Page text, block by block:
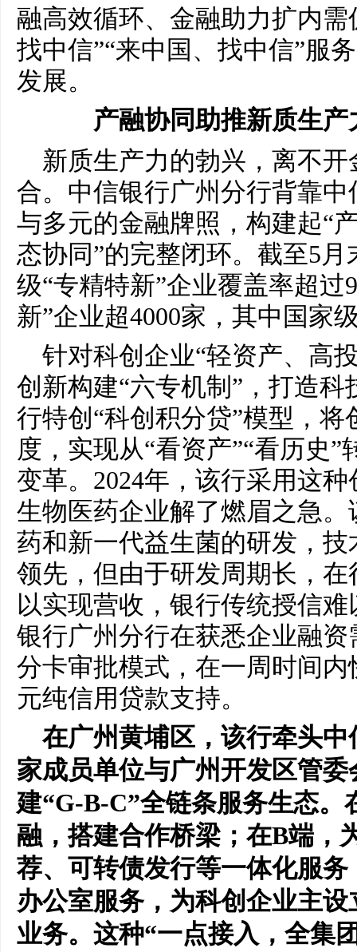
融高效循环、金融助力扩内
找中信”“来中国、找中信”服
发展。
产融协同助推新质生产
新质生产力的勃兴，离不
合。中信银行广州分行背靠
与多元的金融牌照，构建起
态协同”的完整闭环。截至5
级“专精特新”企业覆盖率超过
新”企业超4000家，其中国家
针对科创企业“轻资产、高
创新构建“六专机制”，打造科
行特创“科创积分贷”模型，
度，实现从“看资产”“看历史”
变革。2024年，该行采用这
生物医药企业解了燃眉之急
药和新一代益生菌的研发，
领先，但由于研发周期长，
以实现营收，银行传统授信
银行广州分行在获悉企业融
分卡审批模式，在一周时间内
元纯信用贷款支持。
在广州黄埔区，该行牵头
家成员单位与广州开发区管
建“G-B-C”全链条服务生态
融，搭建合作桥梁；在B端，
荐、可转债发行等一体化服
办公室服务，为科创企业主
业务。这种“一点接入，全集